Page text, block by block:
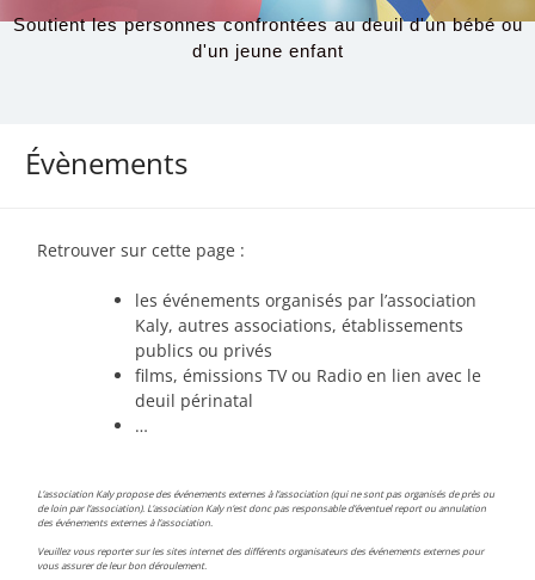
Soutient les personnes confrontées au deuil d'un bébé ou
d'un jeune enfant
Évènements
Retrouver sur cette page :
les événements organisés par l’association
Kaly, autres associations, établissements
publics ou privés
films, émissions TV ou Radio en lien avec le
deuil périnatal
…
L’association Kaly propose des événements externes à l’association (qui ne sont pas organisés de près ou
de loin par l’association). L’association Kaly n’est donc pas responsable d’éventuel report ou annulation
des événements externes à l’association.
Veuillez vous reporter sur les sites internet des différents organisateurs des événements externes pour
vous assurer de leur bon déroulement.
00:00
04:00